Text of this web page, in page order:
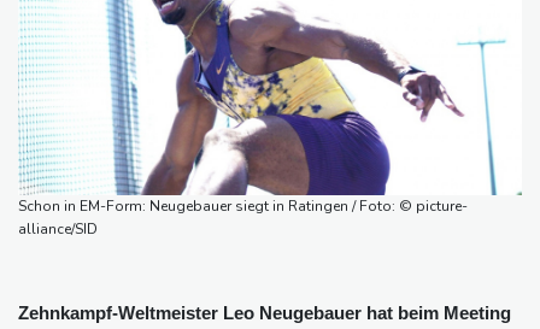
Erneut Waldbrand nahe Athen ausgebrochen - Dutzende
Feuerwehrleute im Einsatz
Niedrigwasser: Handelsverband fordert dauerhafte Zulassung
von Lang-Lkw
Frontalzusammenstoß in Mecklenburg-Vorpommern: Zwei Tote
und drei Schwerverletzte
2025 verunglückte alle 18 Minuten ein Kind im Straßenverkehr -
Schon in EM-Form: Neugebauer siegt in Ratingen / Foto: © picture-
alliance/SID
Zehnkampf-Weltmeister Leo Neugebauer hat beim Meeting